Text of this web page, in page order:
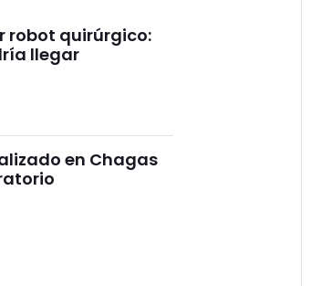
robot quirúrgico:
llegar
en Chagas